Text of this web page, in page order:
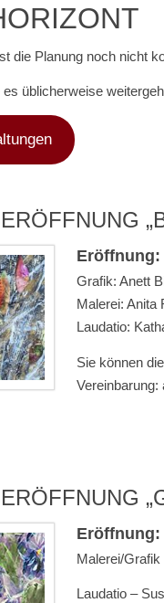
die Planung noch nicht
üblicherweise
Eröffnung:
Grafik: Anett
Malerei: Anita
Laudatio:
Sie können
Eröffnung:
Malerei/
Laudatio –